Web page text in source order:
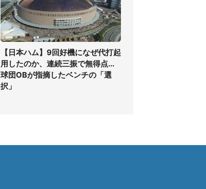
【日本ハム】9回好機になぜ代打起
用したのか、連続三振で無得点...
球団OBが指摘したベンチの「選
択」